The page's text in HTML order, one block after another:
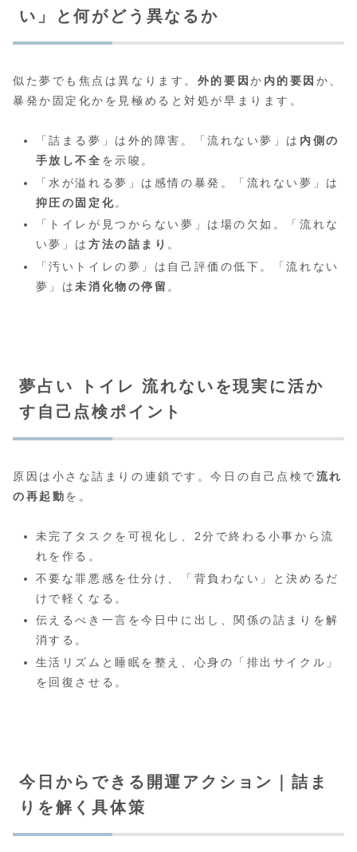
い」と何がどう異なるか
似た夢でも焦点は異なります。 外的要因か 内的要因 か、
暴発か固定化かを見極めると対処が早まります。
「詰まる夢」は外的障害。「流れない夢」は 内側の
手放し不全 を示唆。
「水が溢れる夢」は感情の暴発。「流れない夢」は
抑圧の固定化。
「トイレが見つからない夢」は場の欠如。「流れな
い夢」は方法の詰まり 。
「汚いトイレの夢」は自己評価の低下。「流れない
夢」は未消化物の停留 。
夢占い トイレ 流れないを現実に活か
す自己点検ポイント
原因は小さな詰まりの連鎖です。今日の自己点検で流れ
の再起動を。
未完了タスクを可視化し、2分で終わる小事から流
れを作る。
不要な罪悪感を仕分け、「背負わない」と決めるだ
けで軽くなる。
伝えるべき一言を今日中に出し、関係の詰まりを解
消する。
生活リズムと睡眠を整え、心身の「排出サイクル」
を回復させる。
今日からできる開運アクション｜詰ま
りを解く具体策